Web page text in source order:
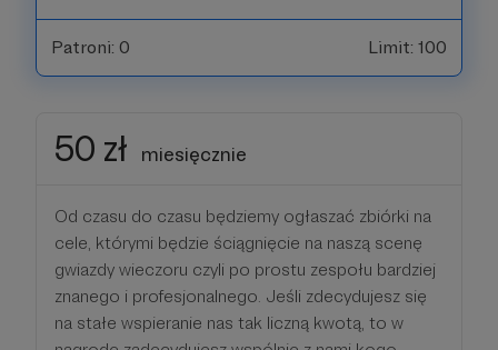
Patroni: 0 Limit: 100
50 zł miesięcznie
Od czasu do czasu będziemy ogłaszać zbiórki na
cele, którymi będzie ściągnięcie na naszą scenę
gwiazdy wieczoru czyli po prostu zespołu bardziej
znanego i profesjonalnego. Jeśli zdecydujesz się
na stałe wspieranie nas tak liczną kwotą, to w